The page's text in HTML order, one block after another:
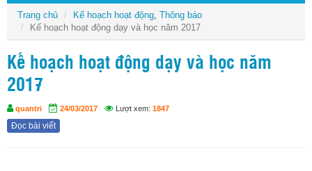
Trang chủ Kế hoạch hoạt động Thông báo
Kế hoạch hoạt động dạy và học năm 2017
Kế hoạch hoạt động dạy và học năm
2017
quantri 24/03/2017 Lượt xem: 1847
Đọc bài viết